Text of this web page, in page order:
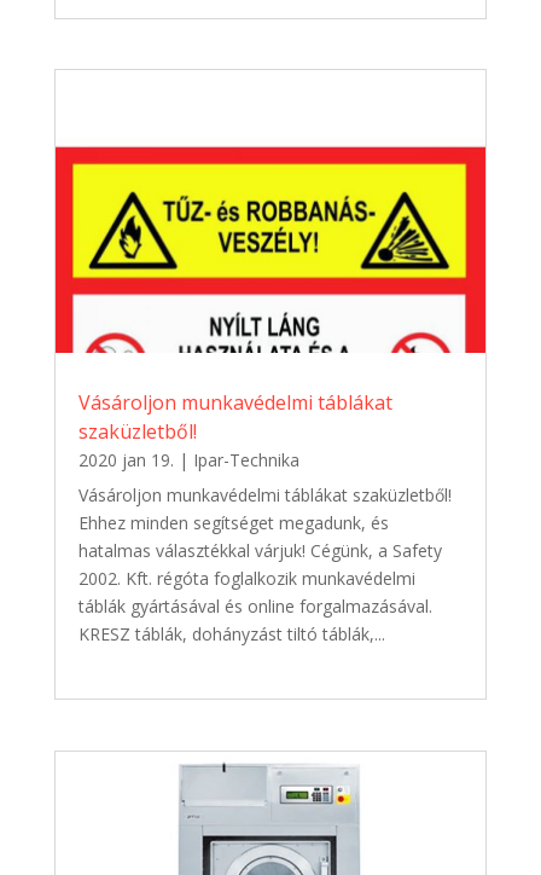
Vásároljon munkavédelmi táblákat
szaküzletből!
2020 jan 19. | Ipar-Technika
Vásároljon munkavédelmi táblákat szaküzletből!
Ehhez minden segítséget megadunk, és
hatalmas választékkal várjuk! Cégünk, a Safety
2002. Kft. régóta foglalkozik munkavédelmi
táblák gyártásával és online forgalmazásával.
KRESZ táblák, dohányzást tiltó táblák,...